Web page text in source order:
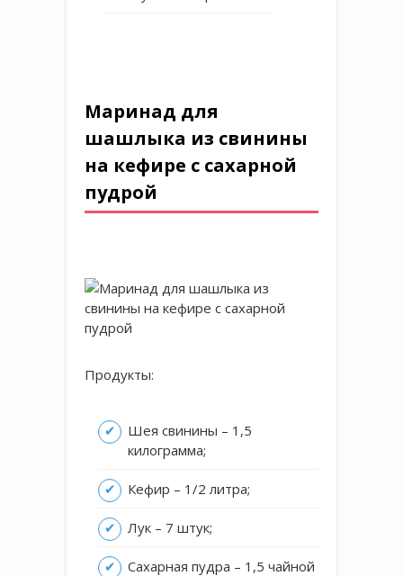
Маринад для
шашлыка из свинины
на кефире с сахарной
пудрой
Продукты:
Шея свинины – 1,5
килограмма;
Кефир – 1/2 литра;
Лук – 7 штук;
Сахарная пудра – 1,5 чайной